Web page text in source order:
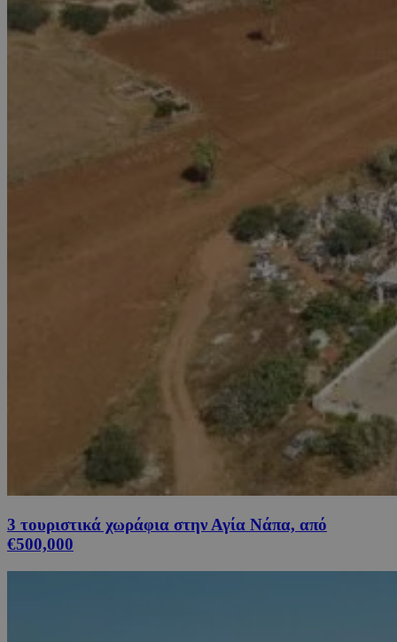
3 τουριστικά χωράφια στην Αγία Νάπα, από
€500,000